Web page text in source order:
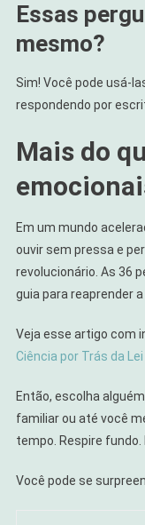
Essas
mesmo?
Sim! Você pode usá-
respondendo por
Mais do
Em um mundo
ouvir sem pressa e
revolucionário. As 36
guia para reaprender
Veja esse artigo com
Ciência por Trás da
Então, escolha
familiar ou até você
tempo. Respire fundo.
Você pode se